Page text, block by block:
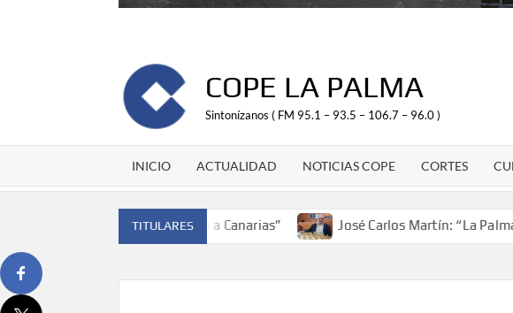
COPE LA PALMA
Sintonízanos ( FM 95.1 – 93.5 – 106.7 – 96.0 )
INICIO ACTUALIDAD NOTICIAS COPE CORTES
TITULARES
y traer el cinturón a Canarias” José Carlos Martín: “La Palma